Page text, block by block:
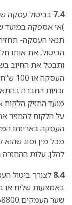
7.4
הביטול, את אותו
זכויות החברה
מועד החזיק
על הלקוח להחזיר
העסקה באריזתו
להלן. עלות
8.4 לצורך ביטול
באמצעות שליח או
שער העמקים 3658800 או לחלופין